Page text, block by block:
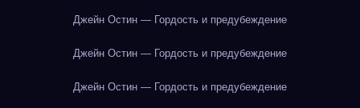
Джейн Остин — Гордость и предубеждение
Джейн Остин — Гордость и предубеждение
Джейн Остин — Гордость и предубеждение